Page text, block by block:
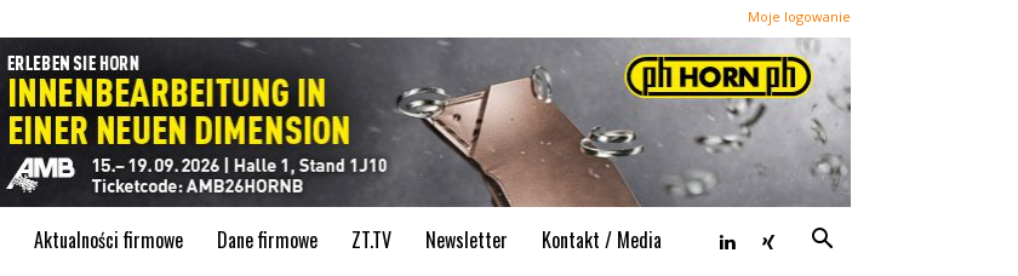
Moje logowanie
Aktualności firmowe Dane firmowe ZT.TV Newsletter Kontakt / Media